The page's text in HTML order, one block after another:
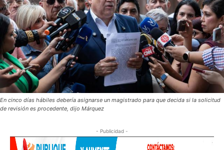
En cinco días hábiles debería asignarse un magistrado para que decida si la solicitud
de revisión es procedente, dijo Márquez
- Publicidad -